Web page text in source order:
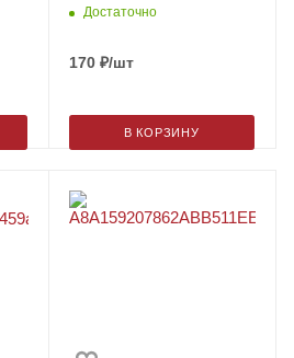
Достаточно
170₽/шт
В КОРЗИНУ